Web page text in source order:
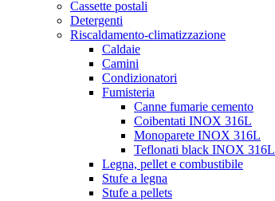
Cassette postali
Detergenti
Riscaldamento-climatizzazione
Caldaie
Camini
Condizionatori
Fumisteria
Canne fumarie cemento
Coibentati INOX 316L
Monoparete INOX 316L
Teflonati black INOX 316L
Legna, pellet e combustibile
Stufe a legna
Stufe a pellets